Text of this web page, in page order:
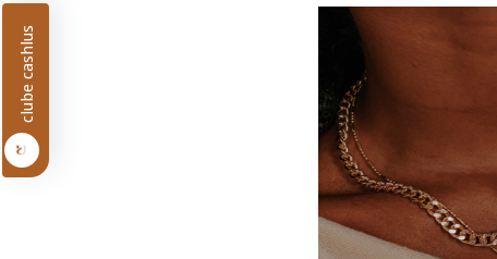
clube cashlus